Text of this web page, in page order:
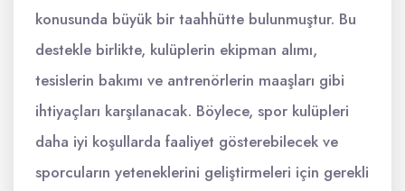
konusunda büyük bir taahhütte bulunmuştur. Bu
destekle birlikte, kulüplerin ekipman alımı,
tesislerin bakımı ve antrenörlerin maaşları gibi
ihtiyaçları karşılanacak. Böylece, spor kulüpleri
daha iyi koşullarda faaliyet gösterebilecek ve
sporcuların yeteneklerini geliştirmeleri için gerekli